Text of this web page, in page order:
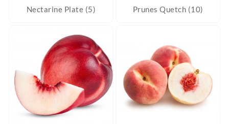
Nectarine Plate (5) Prunes Quetch (10)